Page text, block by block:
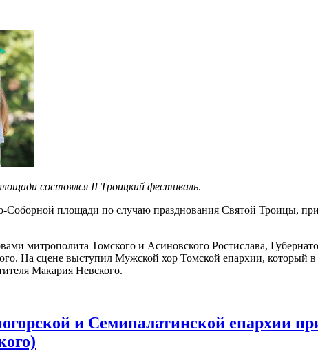
состоялся II Троицкий фестиваль.
Соборной площади по случаю празднования Святой Троицы,
митрополита Томского и Асиновского Ростислава,
На сцене выступил Мужской хор Томской епархии, который
Макария Невского.
и Семипалатинской епархии